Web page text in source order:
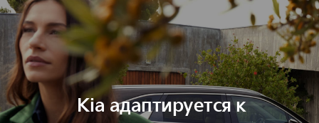
Kia адаптируется к